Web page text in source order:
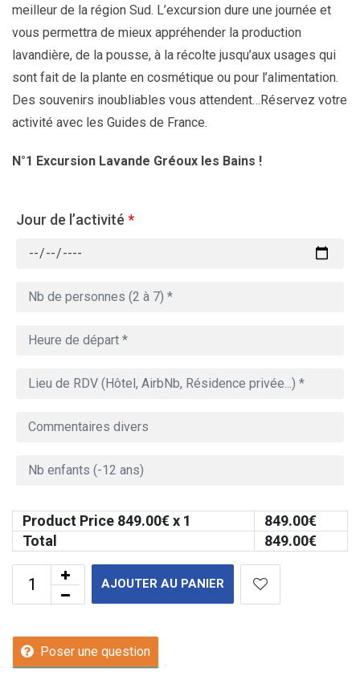
meilleur de la région Sud. L’excursion dure une journée et
vous permettra de mieux appréhender la production
lavandière, de la pousse, à la récolte jusqu’aux usages qui
sont fait de la plante en cosmétique ou pour l’alimentation.
Des souvenirs inoubliables vous attendent…Réservez votre
activité avec les Guides de France.
N°1 Excursion Lavande Gréoux les Bains !
Jour de l’activité *
Product Price 849.00€ x 1 849.00€
Total
849.00€
AJOUTER AU PANIER
Poser une question